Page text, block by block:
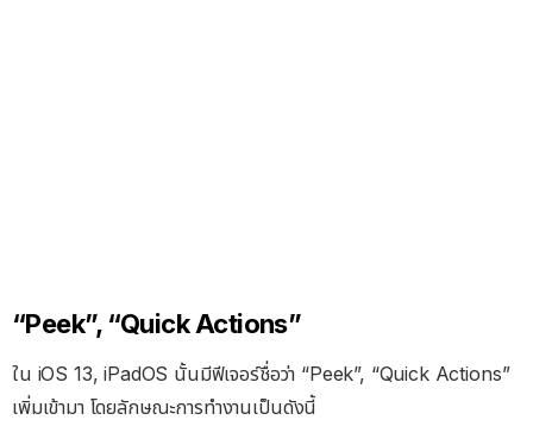
“Peek”, “Quick Actions”
ใน iOS 13, iPadOS นั้นมีฟีเจอร์ชื่อว่า “Peek”, “Quick Actions”
เพิ่มเข้ามา โดยลักษณะการทำงานเป็นดังนี้